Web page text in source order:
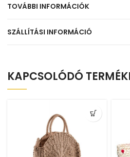
TOVÁBBI INFORMÁCIÓK
SZÁLLÍTÁSI INFORMÁCIÓ
KAPCSOLÓDÓ